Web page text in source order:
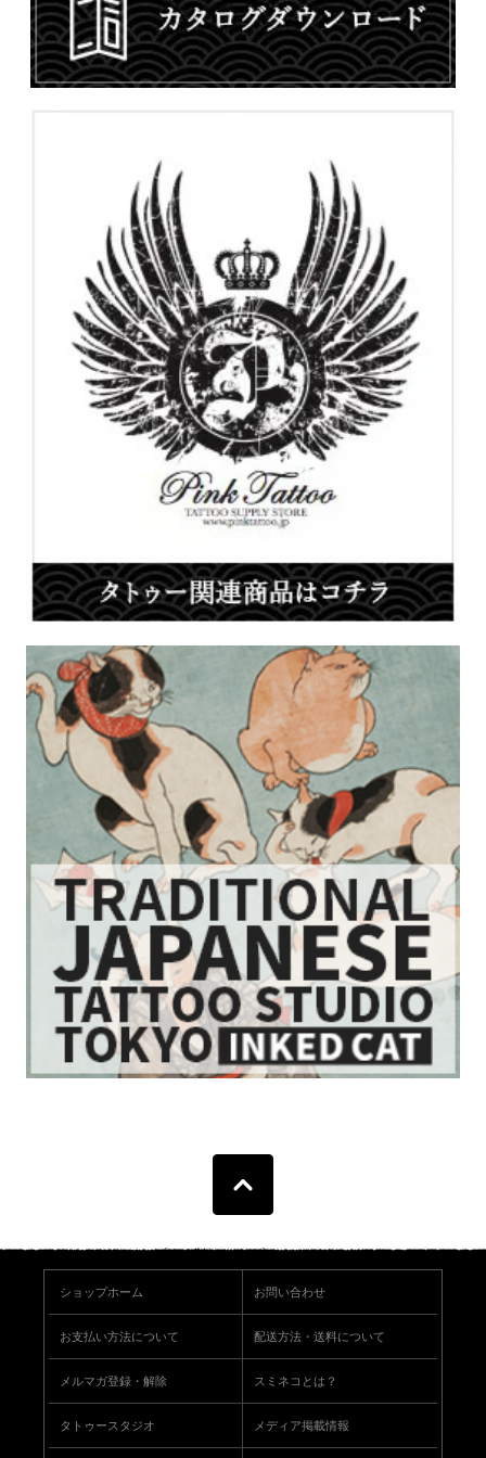
ショップホーム お問い合わせ
お支払い方法について 配送方法・送料について
メルマガ登録・解除 スミネコとは？
タトゥースタジオ メディア掲載情報